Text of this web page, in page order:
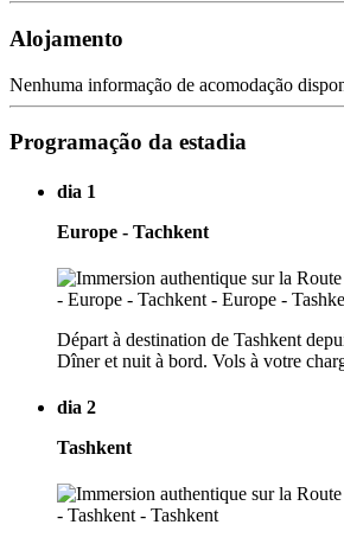
Alojamento
Nenhuma informação de acomodação
Programação da estadia
dia 1
Europe - Tachkent
Départ à destination de Tashkent
Dîner et nuit à bord. Vols à votre
dia 2
Tashkent